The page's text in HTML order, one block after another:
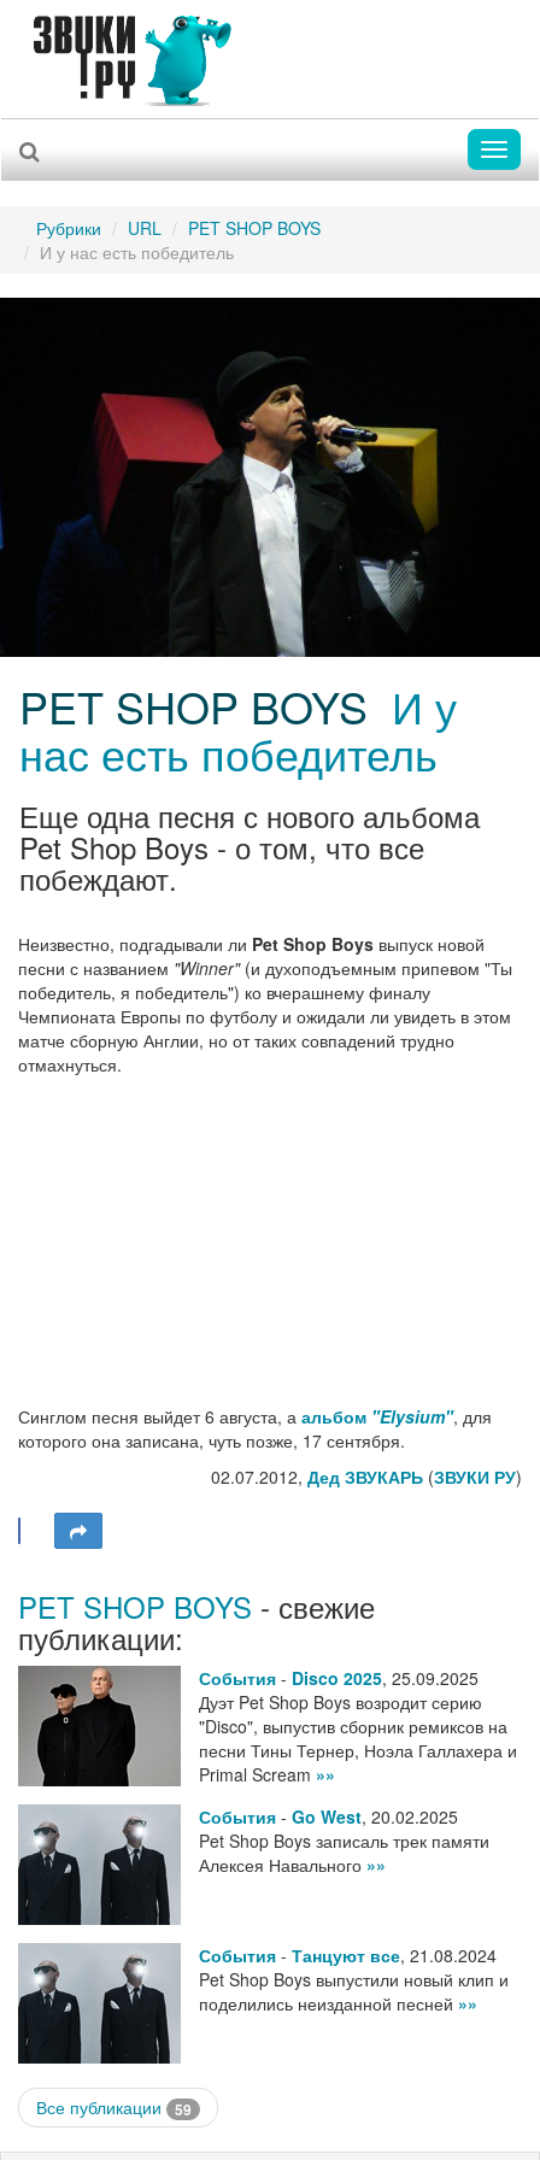
Рубрики URL
PET SHOP BOYS
И у нас есть победитель
PET SHOP BOYS И у
нас есть победитель
Еще одна песня с нового альбома
Pet Shop Boys - о том, что все
побеждают.
Неизвестно, подгадывали ли Pet Shop Boys выпуск новой
песни с названием "Winner"(и духоподъемным припевом "Ты
победитель, я победитель") ко вчерашнему финалу
Чемпионата Европы по футболу и ожидали ли увидеть в этом
матче сборную Англии, но от таких совпадений трудно
отмахнуться.
Синглом песня выйдет 6 августа, а альбом "Elysium", для
которого она записана, чуть позже, 17 сентября.
02.07.2012, Дед ЗВУКАРЬ (ЗВУКИ РУ)
PET SHOP BOYS - свежие
публикации:
События - Disco 2025, 25.09.2025
Дуэт Pet Shop Boys возродит серию
"Disco", выпустив сборник ремиксов на
песни Тины Тернер, Ноэла Галлахера и
Primal Scream »»
События - Go West, 20.02.2025
Pet Shop Boys записаль трек памяти
Алексея Навального »»
События - Танцуют все, 21.08.2024
Pet Shop Boys выпустили новый клип и
поделились неизданной песней »»
Все публикации 59